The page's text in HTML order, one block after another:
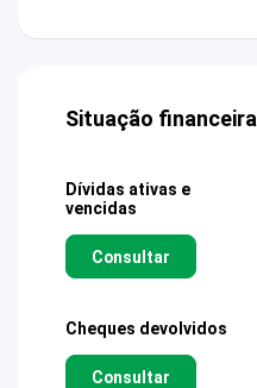
Situação financeira
Dívidas ativas e
vencidas
Consultar
Cheques devolvidos
Consultar